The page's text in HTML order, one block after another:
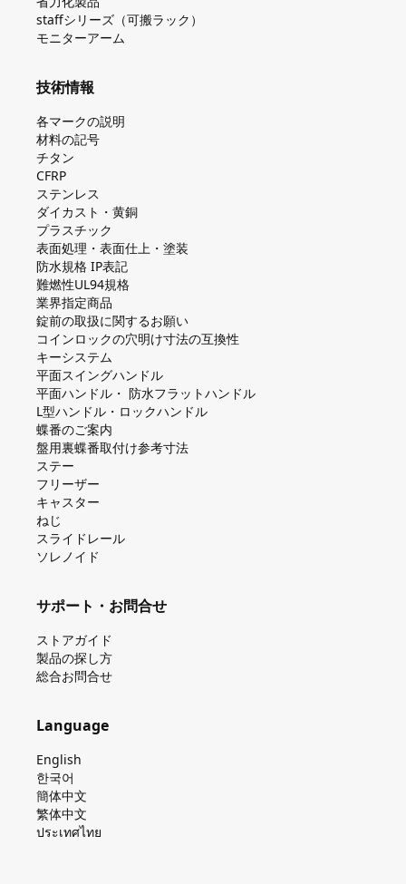
staffシリーズ（可搬ラック）
モニターアーム
技術情報
各マークの説明
材料の記号
チタン
CFRP
ステンレス
ダイカスト・⻩銅
プラスチック
表面処理・表面仕上・塗装
防⽔規格 IP表記
難燃性UL94規格
業界指定商品
錠前の取扱に関するお願い
コインロックの⽳明け⼨法の互換性
キーシステム
平⾯スイングハンドル
平⾯ハンドル・ 防⽔フラットハンドル
L型ハンドル・ロックハンドル
蝶番のご案内
盤⽤裏蝶番取付け参考⼨法
ステー
フリーザー
キャスター
ねじ
スライドレール
ソレノイド
サポート・お問合せ
ストアガイド
製品の探し⽅
総合お問合せ
Language
English
한국어
簡体中文
繁体中文
ประเทศไทย